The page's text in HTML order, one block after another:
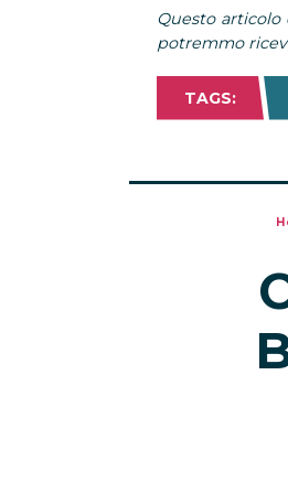
Questo
potremmo
TAGS: